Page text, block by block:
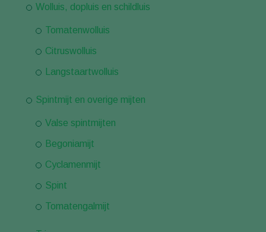
Wolluis, dopluis en schildluis
Tomatenwolluis
Citruswolluis
Langstaartwolluis
Spintmijt en overige mijten
Valse spintmijten
Begoniamijt
Cyclamenmijt
Spint
Tomatengalmijt